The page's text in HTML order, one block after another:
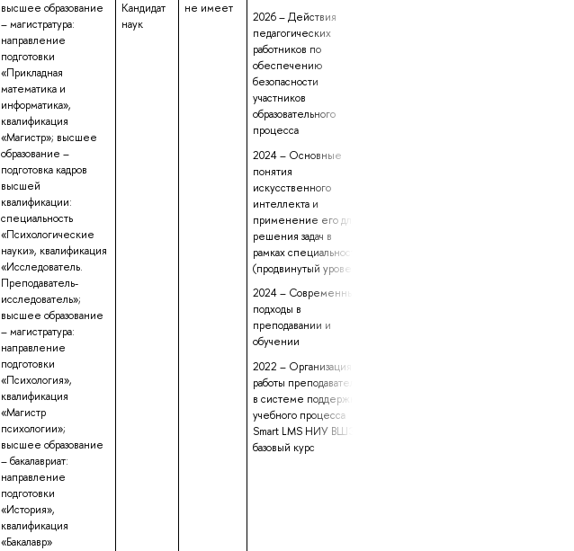
высшее образование
– магистратура:
направление
подготовки
«Прикладная
математика и
информатика»,
квалификация
«Магистр»; высшее
образование –
подготовка кадров
высшей
квалификации:
специальность
«Психологические
науки», квалификация
«Исследователь.
Преподаватель-
исследователь»;
высшее образование
– магистратура:
направление
подготовки
«Психология»,
квалификация
«Магистр
психологии»;
высшее образование
– бакалавриат:
направление
подготовки
«История»,
квалификация
«Бакалавр»
Кандидат
наук
не имеет
2026 – Действия
педагогических
работников по
обеспечению
безопасности
участников
образовательного
процесса
2024 – Основные
понятия
искусственного
интеллекта и
применение его для
решения задач в
рамках специальности
(продвинутый уровень)
2024 – Современные
подходы в
преподавании и
обучении
2022 – Организация
работы преподавателя
в системе поддержки
учебного процесса
Smart LMS НИУ ВШЭ:
базовый курс